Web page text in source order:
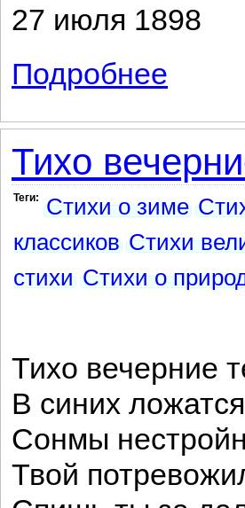
27 июля 1898
Подробнее
Тихо
Теги: Стихи о зиме
классиков Стихи
стихи Стихи о
Тихо вечерние
В синих
Сонмы
Твой